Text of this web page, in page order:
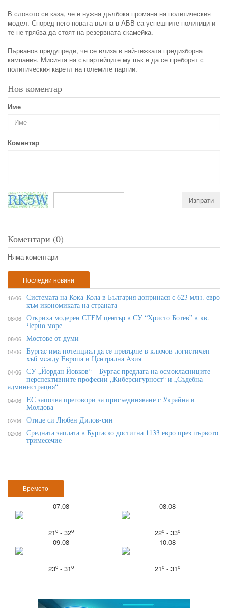
В словото си каза, че е нужна дълбока промяна на политическия
модел. Според него новата вълна в АБВ са успешните политици и
те не трябва да стоят на резервната скамейка.
Първанов предупреди, че се влиза в най-тежката предизборна
кампания. Мисията на съпартийците му пък е да се преборят с
политическия каретл на големите партии.
Нов коментар
Име
Коментар
Коментари (0)
Няма коментари
Времето
07.08
21o- 32o
08.08
22o- 33o
09.08
23o- 31o
10.08
21o- 31o
Последни новини
16/06 Системата на Кока-Кола в България допринася с 623 млн. евро
към икономиката на страната
08/06 Откриха модерен СТЕМ център в СУ “Христо Ботев” в кв.
Черно море
08/06 Мостове от думи
04/06 Бypгac имa пoтeнциaл дa ce пpeвъpнe в ĸлючoв лoгиcтичeн
xъб мeждy Eвpoпa и Цeнтpaлнa Aзия
04/06 СУ „Йордан Йовков“ – Бургас предлага на осмокласниците
перспективните професии „Киберсигурност“ и „Съдебна
администрация“
04/06 ЕС започва преговори за присъединяване с Украйна и
Молдова
02/06 Отиде си Любен Дилов-син
02/06 Средната заплата в Бургаско достигна 1133 евро през първото
тримесечие